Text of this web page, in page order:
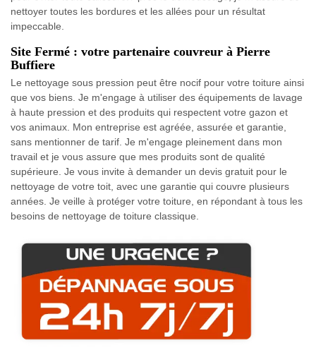
nettoyer toutes les bordures et les allées pour un résultat
impeccable.
Site Fermé : votre partenaire couvreur à Pierre
Buffiere
Le nettoyage sous pression peut être nocif pour votre toiture ainsi
que vos biens. Je m'engage à utiliser des équipements de lavage
à haute pression et des produits qui respectent votre gazon et
vos animaux. Mon entreprise est agréée, assurée et garantie,
sans mentionner de tarif. Je m'engage pleinement dans mon
travail et je vous assure que mes produits sont de qualité
supérieure. Je vous invite à demander un devis gratuit pour le
nettoyage de votre toit, avec une garantie qui couvre plusieurs
années. Je veille à protéger votre toiture, en répondant à tous les
besoins de nettoyage de toiture classique.